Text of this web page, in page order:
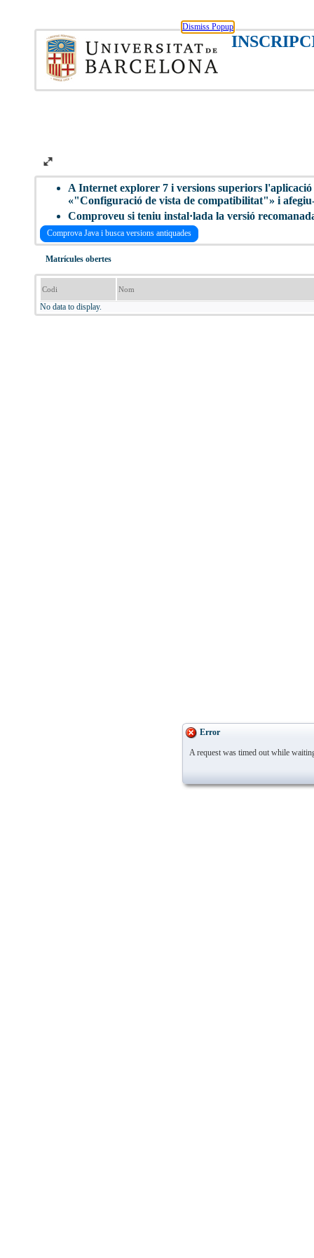
A Internet explorer 7 i versions superiors
«"Configuració de vista de compatibilitat"» i
Comproveu si teniu instal·lada la versió
Comprova Java i busca versions antiquades
Matrícules obertes
Codi Nom
No data to display.
Dismiss Popup
Error
A request was timed out while